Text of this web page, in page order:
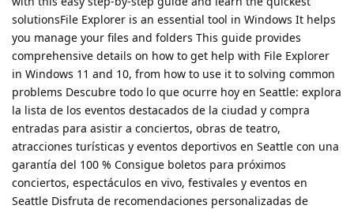
solutionsFile Explorer is an essential tool in Windows It helps
you manage your files and folders This guide provides
comprehensive details on how to get help with File Explorer
in Windows 11 and 10, from how to use it to solving common
problems Descubre todo lo que ocurre hoy en Seattle: explora
la lista de los eventos destacados de la ciudad y compra
entradas para asistir a conciertos, obras de teatro,
atracciones turísticas y eventos deportivos en Seattle con una
garantía del 100 % Consigue boletos para próximos
conciertos, espectáculos en vivo, festivales y eventos en
Seattle Disfruta de recomendaciones personalizadas de